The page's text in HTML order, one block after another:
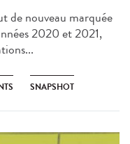
de nouveau marquée
2020 et 2021,
SNAPSHOT